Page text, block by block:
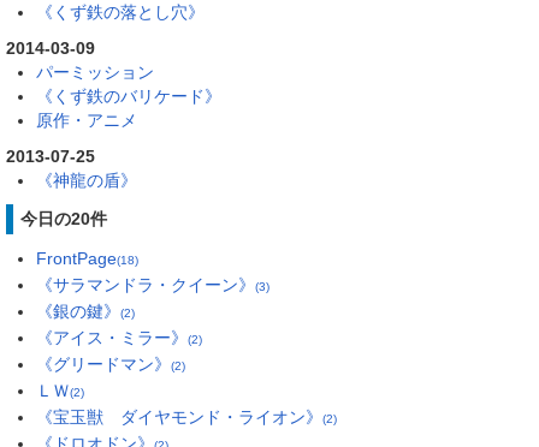
《くず鉄の落とし穴》
2014-03-09
パーミッション
《くず鉄のバリケード》
原作・アニメ
2013-07-25
《神龍の盾》
今日の20件
FrontPage(18)
《サラマンドラ・クイーン》 (3)
《銀の鍵》 (2)
《アイス・ミラー》 (2)
《グリードマン》 (2)
ＬＷ(2)
《宝玉獣 ダイヤモンド・ライオン》 (2)